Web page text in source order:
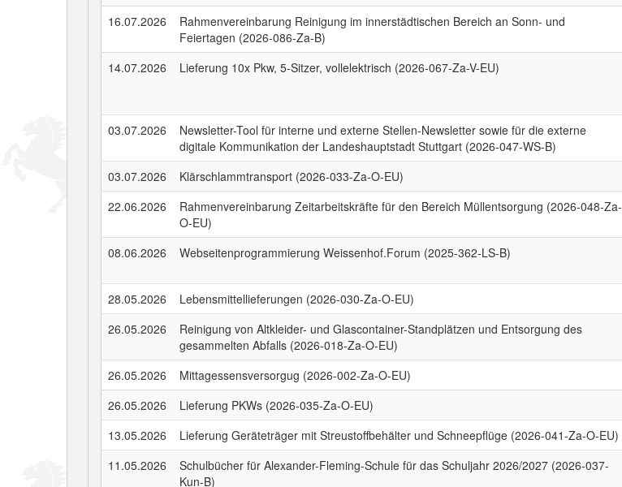
16.07.2026
Rahmenvereinbarung Reinigung im innerstädtischen Bereich an Sonn- und
Feiertagen (2026-086-Za-B)
14.07.2026 Lieferung 10x Pkw, 5-Sitzer, vollelektrisch (2026-067-Za-V-EU)
03.07.2026
Newsletter-Tool für interne und externe Stellen-Newsletter sowie für die externe
digitale Kommunikation der Landeshauptstadt Stuttgart (2026-047-WS-B)
03.07.2026 Klärschlammtransport (2026-033-Za-O-EU)
22.06.2026
Rahmenvereinbarung Zeitarbeitskräfte für den Bereich Müllentsorgung (2026-048-Za-
O-EU)
08.06.2026 Webseitenprogrammierung Weissenhof.Forum (2025-362-LS-B)
28.05.2026 Lebensmittellieferungen (2026-030-Za-O-EU)
26.05.2026
Reinigung von Altkleider- und Glascontainer-Standplätzen und Entsorgung des
gesammelten Abfalls (2026-018-Za-O-EU)
26.05.2026 Mittagessensversorgug (2026-002-Za-O-EU)
26.05.2026
Lieferung PKWs (2026-035-Za-O-EU)
13.05.2026
Lieferung Geräteträger mit Streustoffbehälter und Schneepflüge (2026-041-Za-O-EU)
11.05.2026
Schulbücher für Alexander-Fleming-Schule für das Schuljahr 2026/2027 (2026-037-
Kun-B)